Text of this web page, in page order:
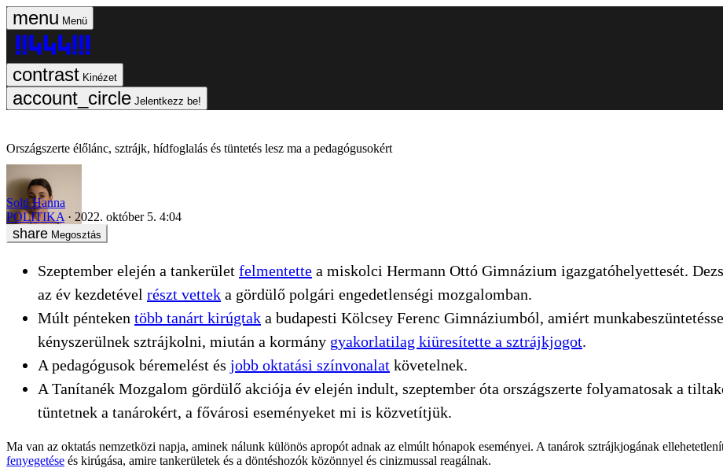
Menü
Kinézet
Jelentkezz be!
Országszerte élőlánc, sztrájk, hídfoglalás és tüntetés lesz ma a pedagógusokért
Solti Hanna
POLITIKA
2022. október 5. 4:04
Megosztás
Szeptember elején a tankerület felmentette a miskolci Hermann Ottó Gimnázium igazgatóhelyettesét.
az év kezdetével részt vettek a gördülő polgári engedetlenségi mozgalomban.
Múlt pénteken több tanárt kirúgtak a budapesti Kölcsey Ferenc Gimnáziumból, amiért
kényszerülnek sztrájkolni, miután a kormány gyakorlatilag kiüresítette a sztrájkjogot.
A pedagógusok béremelést és jobb oktatási színvonalat követelnek.
A Tanítanék Mozgalom gördülő akciója év elején indult, szeptember óta országszerte folyamatosak a
tüntetnek a tanárokért, a fővárosi eseményeket mi is közvetítjük.
Ma van az oktatás nemzetközi napja, aminek nálunk különös apropót adnak az elmúlt hónapok eseményei. A tanárok sztrájkjogának
fenyegetése és kirúgása, amire tankerületek és a döntéshozók közönnyel és cinizmussal reagálnak.